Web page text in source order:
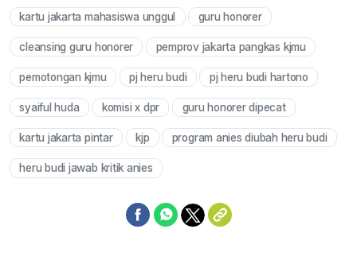
kartu jakarta mahasiswa unggul guru honorer
cleansing guru honorer pemprov jakarta pangkas kjmu
pemotongan kjmu pj heru budi pj heru budi hartono
syaiful huda komisi x dpr guru honorer dipecat
kartu jakarta pintar kjp program anies diubah heru budi
heru budi jawab kritik anies